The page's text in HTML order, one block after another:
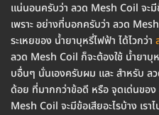
แน่นอนครับว่า ลวด Mesh Coil จะ
เพราะ อย่างที่บอกครับว่า ลวด
ระเหยของ น้ำยาบุหรี่ไฟฟ้า ได้ไวกว่า
ลวด Mesh Coil ก็จะต้องใช้ น้ำยาบุ
บอื่นๆ นั่นเองครับผม และ สำหรับ ล
ด้อย ที่มากกว่าข้อดี หรือ จุดเด่นขอ
Mesh Coil จะมีข้อเสียอะไรบ้าง เร